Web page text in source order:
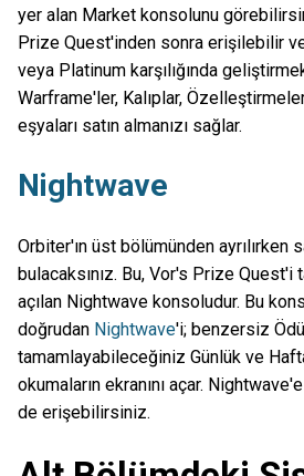
yer alan Market konsolunu
Prize Quest'inden sonra erişilebilir
veya Platinum karşılığında
Warframe'ler, Kalıplar,
eşyaları satın almanızı sağlar.
Nightwave
Orbiter'ın üst bölümünden ayrılırken
bulacaksınız. Bu, Vor's Prize Quest'i
açılan Nightwave konsoludur. Bu
doğrudan Nightwave'i; benzersiz
tamamlayabileceğiniz Günlük ve
okumaların ekranını açar.
de erişebilirsiniz.